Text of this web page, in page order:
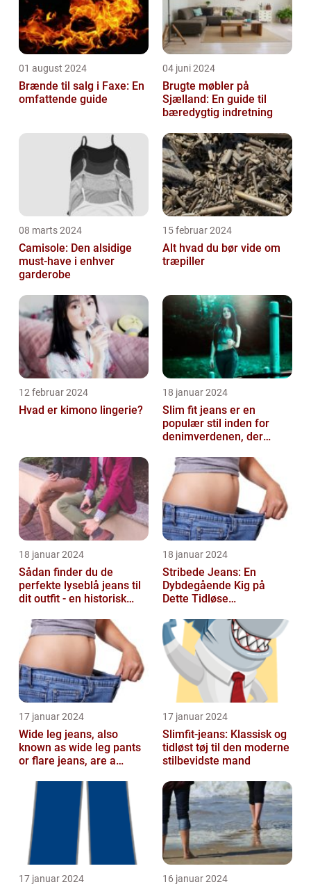
01 august 2024
Brænde til salg i Faxe: En
omfattende guide
04 juni 2024
Brugte møbler på
Sjælland: En guide til
bæredygtig indretning
08 marts 2024
Camisole: Den alsidige
must-have i enhver
garderobe
15 februar 2024
Alt hvad du bør vide om
træpiller
12 februar 2024
Hvad er kimono lingerie?
18 januar 2024
Slim fit jeans er en
populær stil inden for
denimverdenen, der
personer, der ønsk...
18 januar 2024
Sådan finder du de
perfekte lyseblå jeans til
dit outfit - en historisk
fash...
18 januar 2024
Stribede Jeans: En
Dybdegående Kig på
Dette Tidløse
17 januar 2024
Wide leg jeans, also
known as wide leg pants
or flare jeans, are a
for those ...
17 januar 2024
Slimfit-jeans: Klassisk og
tidløst tøj til den moderne
stilbevidste mand
17 januar 2024 16 januar 2024